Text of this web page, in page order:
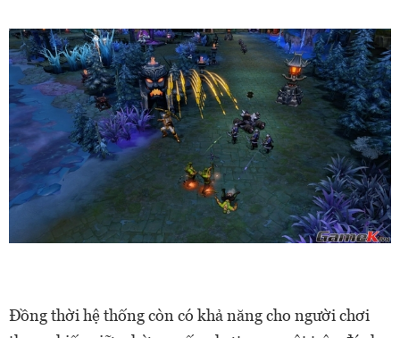
Đồng thời hệ thống còn có khả năng cho người chơi